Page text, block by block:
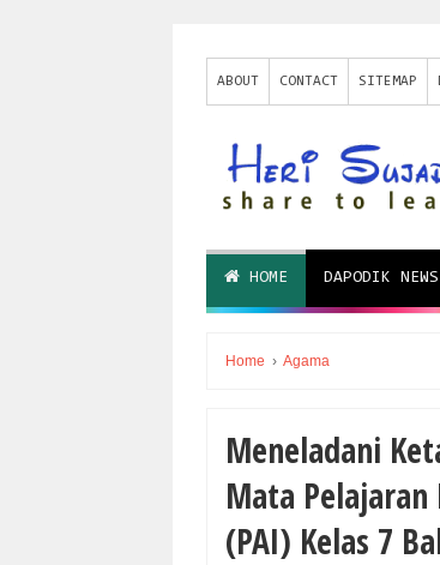
ABOUT CONTACT SITEMAP
HOME DAPODIK NEWS
Home › Agama
Meneladani
Mata
(PAI) Kelas 7